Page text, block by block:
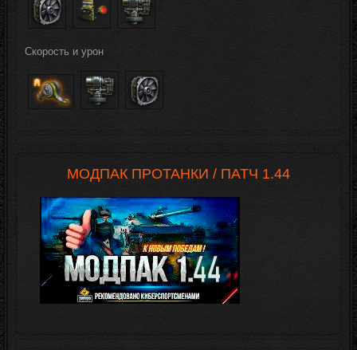
Скорость и урон
МОДПАК ПРОТАНКИ / ПАТЧ 1.44